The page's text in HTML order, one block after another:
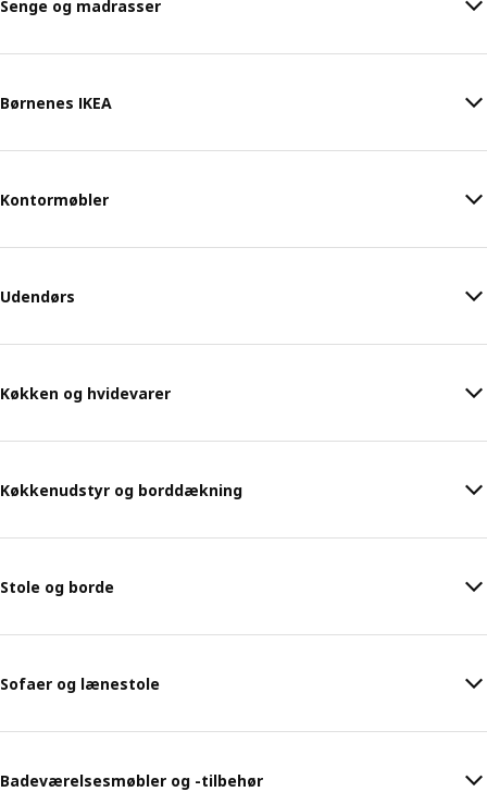
Senge og madrasser
Børnenes IKEA
Kontormøbler
Udendørs
Køkken og hvidevarer
Køkkenudstyr og borddækning
Stole og borde
Sofaer og lænestole
Badeværelsesmøbler og -tilbehør